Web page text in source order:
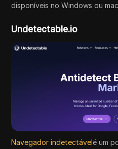
disponíveis no Windows ou
Undetectable.io
Navegador indetectávelé um